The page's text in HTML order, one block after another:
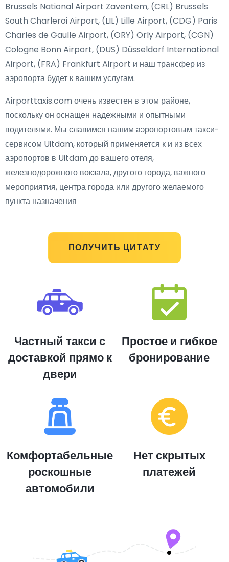
ПОЛУЧИТЬ ЦИТАТУ
Brussels National Airport Zaventem, (CRL) Brussels
South Charleroi Airport, (LIL) Lille Airport, (CDG) Paris
Charles de Gaulle Airport, (ORY) Orly Airport, (CGN)
Cologne Bonn Airport, (DUS) Düsseldorf International
Airport, (FRA) Frankfurt Airport и наш трансфер из
аэропорта будет к вашим услугам.
Airporttaxis.com очень известен в этом районе,
поскольку он оснащен надежными и опытными
водителями. Мы славимся нашим аэропортовым такси-
сервисом Uitdam, который применяется к и из всех
аэропортов в Uitdam до вашего отеля,
железнодорожного вокзала, другого города, важного
мероприятия, центра города или другого желаемого
пункта назначения
Частный такси с
доставкой прямо к
двери
Простое и гибкое
бронирование
Комфортабельные
роскошные
автомобили
Нет скрытых
платежей